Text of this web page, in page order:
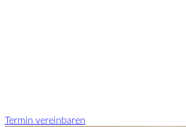
Termin vereinbaren